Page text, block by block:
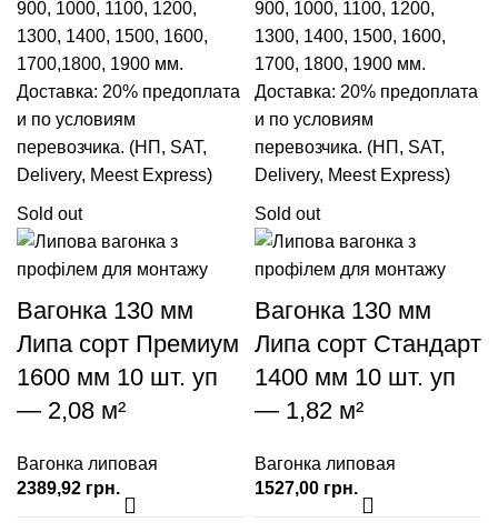
900, 1000, 1100, 1200,
1300, 1400, 1500, 1600,
1700,1800, 1900 мм.
Доставка: 20% предоплата
и по условиям
перевозчика. (НП, SAT,
Delivery, Meest Express)
900, 1000, 1100, 1200,
1300, 1400, 1500, 1600,
1700, 1800, 1900 мм.
Доставка: 20% предоплата
и по условиям
перевозчика. (НП, SAT,
Delivery, Meest Express)
Sold out
Вагонка 130 мм
Липа сорт Премиум
1600 мм 10 шт. уп
— 2,08 м²
Вагонка липовая
грн.
Sold out
Вагонка 130 мм
Липа сорт Стандарт
1400 мм 10 шт. уп
— 1,82 м²
Вагонка липовая
грн.